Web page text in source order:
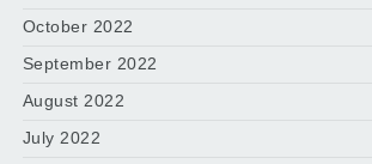
October 2022
September 2022
August 2022
July 2022